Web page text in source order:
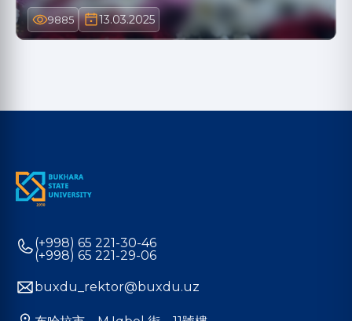
9885 13.03.2025
(+998) 65 221-30-46
(+998) 65 221-29-06
buxdu_rektor@buxdu.uz